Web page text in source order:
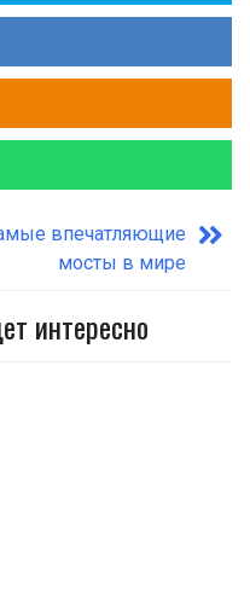
впечатляющие
мосты в мире
интересно